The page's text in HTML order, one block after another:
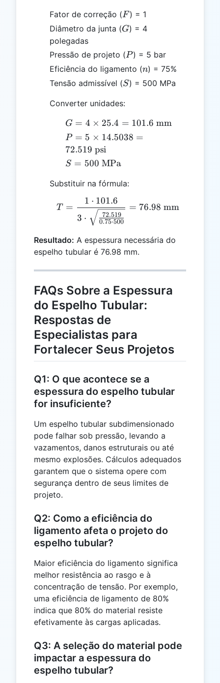
Fator de correção (F
F ) = 1
Diâmetro da junta (G
G) = 4
polegadas
Pressão de projeto (P
P) = 5 bar
Eficiência do ligamento (n
n) = 75%
Tensão admissível (S
S) = 500 MPa
Converter unidades:
G = 4
\times
25.4
=
101.6
\text{
mm}
G = 4 × 25.4 = 101.6 mm
P = 5
\times
14.5038
72.519
psi}
P = 5 × 14.5038 =
72.519 psi
S =
\text{
MPa}
S = 500 MPa
Substituir na fórmula:
T = \frac{1 \cdot
T =
3 ⋅ 0.75⋅500
72.519
1 ⋅ 101.6
= 76.98 mm
Resultado: A espessura necessária do
espelho tubular é 76.98 mm.
FAQs Sobre a Espessura
do Espelho Tubular:
Respostas de
Especialistas para
Fortalecer Seus Projetos
Q1: O que acontece se a
espessura do espelho tubular
for insuficiente?
Um espelho tubular subdimensionado
pode falhar sob pressão, levando a
vazamentos, danos estruturais ou até
mesmo explosões. Cálculos adequados
garantem que o sistema opere com
segurança dentro de seus limites de
projeto.
Q2: Como a eficiência do
ligamento afeta o projeto do
espelho tubular?
Maior eficiência do ligamento significa
melhor resistência ao rasgo e à
concentração de tensão. Por exemplo,
uma eficiência de ligamento de 80%
indica que 80% do material resiste
efetivamente às cargas aplicadas.
Q3: A seleção do material pode
impactar a espessura do
espelho tubular?